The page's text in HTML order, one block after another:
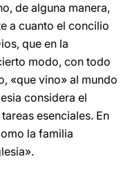
de alguna manera,
a cuanto el concilio
que en la
modo, con todo
«que vino» al mundo
considera el
esenciales. En
la familia